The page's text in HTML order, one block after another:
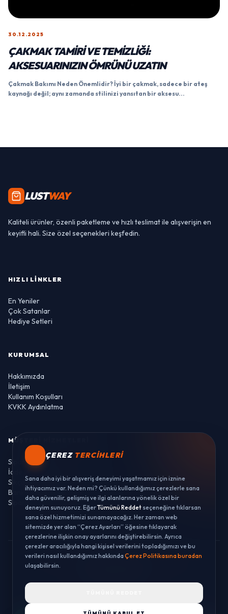
30.12.2025
ÇAKMAK TAMIRI VE TEMIZLIĞI:
AKSESUARINIZIN ÖMRÜNÜ UZATIN
Çakmak Bakımı Neden Önemlidir? İyi bir çakmak, sadece bir ateş
kaynağı değil; aynı zamanda stilinizi yansıtan bir aksesu...
LUSTWAY
Kaliteli ürünler, özenli paketleme ve hızlı teslimat ile alışverişin en
keyifli hali. Size özel seçenekleri keşfedin.
HIZLI LINKLER
En Yeniler
Çok Satanlar
Hediye Setleri
KURUMSAL
Hakkımızda
İletişim
Kullanım Koşulları
KVKK Aydınlatma
MÜŞTERI HIZMETLERI
Sipariş Takibi
İade ve Değişim
Sıkça Sorulan Sorular
Banka Hesaplarımız
Sipariş Takibi
© 2026 LUSTWAY. TÜM HAKLARI SAKLIDIR.
ÇEREZ TERCIHLERI
Sana daha iyi bir alışveriş deneyimi yaşatmamız için iznine
ihtiyacımız var. Neden mi? Çünkü kullandığımız çerezlerle sana
daha güvenilir, gelişmiş ve ilgi alanlarına yönelik özel bir
deneyim sunuyoruz. EğerTümünü Reddet seçeneğine tıklarsan
sana özel hizmetimizi sunamayacağız. Her zaman web
sitemizde yer alan “Çerez Ayarları” öğesine tıklayarak
çerezlerine ilişkin onay ayarlarını değiştirebilirsin. Ayrıca
çerezler aracılığıyla hangi kişisel verilerini topladığımızı ve bu
verileri nasıl kullandığımız hakkındaÇerez Politikasına buradan
ulaşabilirsin.